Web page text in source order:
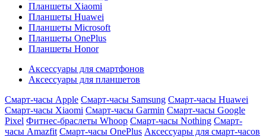
Планшеты Xiaomi
Планшеты Huawei
Планшеты Microsoft
Планшеты OnePlus
Планшеты Honor
Аксессуары для смартфонов
Аксессуары для планшетов
Смарт-часы Apple Смарт-часы Samsung Смарт-часы Huawei
Смарт-часы Xiaomi Смарт-часы Garmin Смарт-часы Google
Pixel Фитнес-браслеты Whoop Смарт-часы Nothing Смарт-
часы Amazfit Смарт-часы OnePlus Аксессуары для смарт-часов